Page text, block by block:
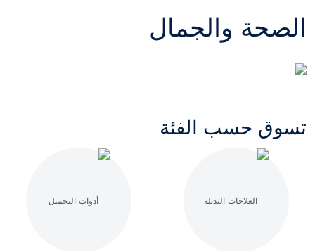
الصحة والجمال
تسوق حسب الفئة